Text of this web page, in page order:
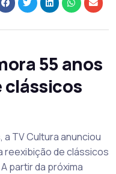
55 anos
clássicos
TV Cultura anunciou
reexibição de clássicos
partir da próxima